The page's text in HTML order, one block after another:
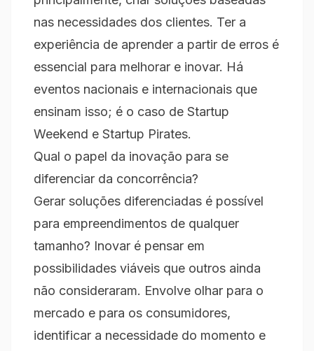
nas necessidades dos clientes. Ter a
experiência de aprender a partir de erros é
essencial para melhorar e inovar. Há
eventos nacionais e internacionais que
ensinam isso; é o caso de Startup
Weekend e Startup Pirates.
Qual o papel da inovação para se
diferenciar da concorrência?
Gerar soluções diferenciadas é possível
para empreendimentos de qualquer
tamanho? Inovar é pensar em
possibilidades viáveis que outros ainda
não consideraram. Envolve olhar para o
mercado e para os consumidores,
identificar a necessidade do momento e